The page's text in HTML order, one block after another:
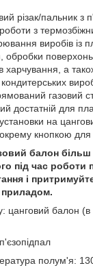
різак/пальник з
з
виробів із
обробки
харчування, а
газовий
достатній для
на
кнопкою
балон більш
під час роботи
і
приладом.
цанговий балон
полум'я: